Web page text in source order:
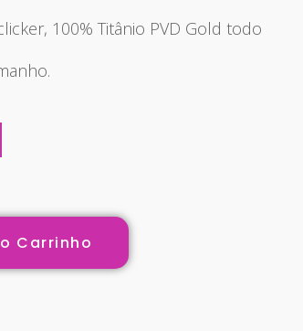
100% Titânio PVD Gold todo
Carrinho